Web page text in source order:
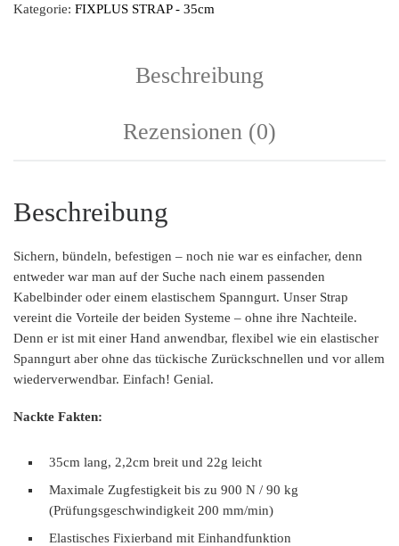
Kategorie: FIXPLUS STRAP - 35cm
Beschreibung
Rezensionen (0)
Beschreibung
Sichern, bündeln, befestigen – noch nie war es einfacher, denn
entweder war man auf der Suche nach einem passenden
Kabelbinder oder einem elastischem Spanngurt. Unser Strap
vereint die Vorteile der beiden Systeme – ohne ihre Nachteile.
Denn er ist mit einer Hand anwendbar, flexibel wie ein elastischer
Spanngurt aber ohne das tückische Zurückschnellen und vor allem
wiederverwendbar. Einfach! Genial.
Nackte Fakten:
35cm lang, 2,2cm breit und 22g leicht
Maximale Zugfestigkeit bis zu 900 N / 90 kg
(Prüfungsgeschwindigkeit 200 mm/min)
Elastisches Fixierband mit Einhandfunktion